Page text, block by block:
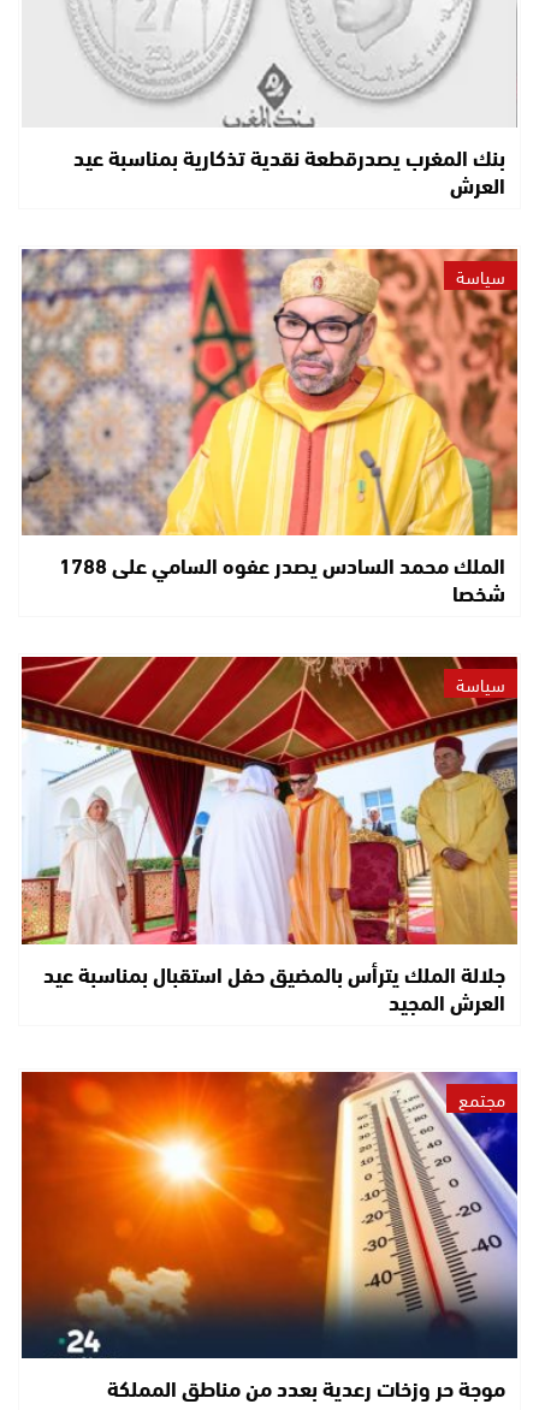
بنك المغرب يصدرقطعة نقدية تذكارية بمناسبة عيد
العرش
سياسة
الملك محمد السادس يصدر عفوه السامي على 1788
شخصا
سياسة
جلالة الملك يترأس بالمضيق حفل استقبال بمناسبة عيد
العرش المجيد
مجتمع
موجة حر وزخات رعدية بعدد من مناطق المملكة